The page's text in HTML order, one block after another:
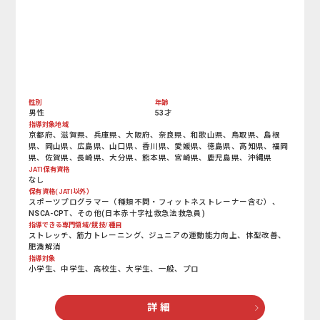
性別
男性
年齢
53才
指導対象地域
京都府、滋賀県、兵庫県、大阪府、奈良県、和歌山県、鳥取県、島根
県、岡山県、広島県、山口県、香川県、愛媛県、徳島県、高知県、福岡
県、佐賀県、長崎県、大分県、熊本県、宮崎県、鹿児島県、沖縄県
JATI保有資格
なし
保有資格(JATI以外）
スポーツプログラマー（種類不問・フィットネストレーナー含む）、
NSCA-CPT、その他(日本赤十字社救急法救急員)
指導できる専門領域/競技/種目
ストレッチ、筋力トレーニング、ジュニアの運動能力向上、体型改善、
肥満解消
指導対象
小学生、中学生、高校生、大学生、一般、プロ
詳 細